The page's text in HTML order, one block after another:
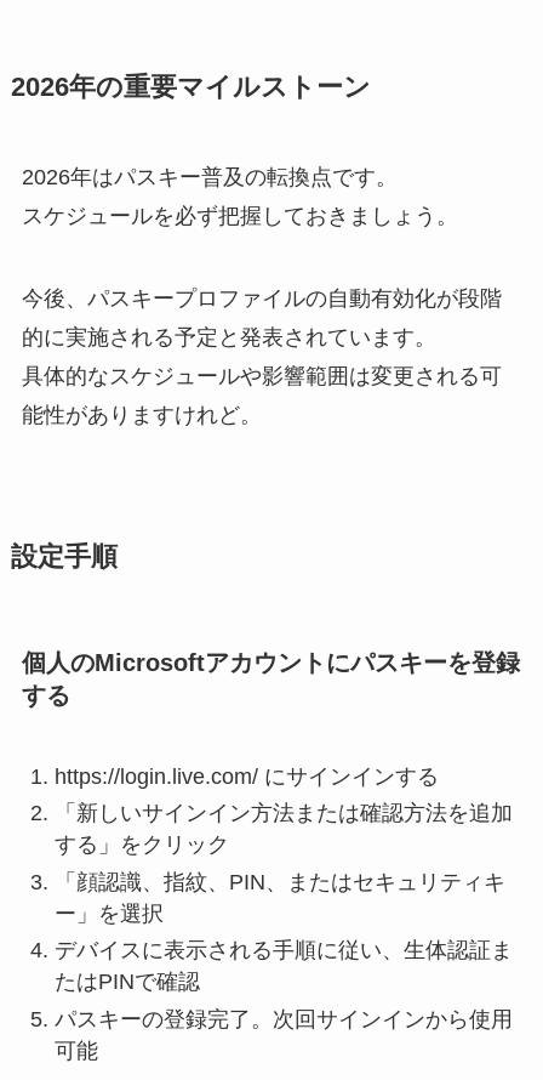
2026年の重要マイルストーン
2026年はパスキー普及の転換点です。
スケジュールを必ず把握しておきましょう。
今後、パスキープロファイルの自動有効化が段階
的に実施される予定と発表されています。
具体的なスケジュールや影響範囲は変更される可
能性がありますけれど。
設定手順
個人のMicrosoftアカウントにパスキーを登録
する
https://login.live.com/ にサインインする
「新しいサインイン方法または確認方法を追加
する」をクリック
「顔認識、指紋、PIN、またはセキュリティキ
ー」を選択
デバイスに表示される手順に従い、生体認証ま
たはPINで確認
パスキーの登録完了。次回サインインから使用
可能